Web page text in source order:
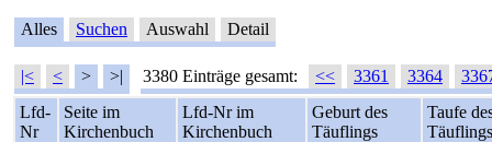
Alles Suchen Auswahl Detail
|< < > >| 3380 Einträge gesamt: << 3361 3364
Lfd-
Nr
Seite im
Kirchenbuch
Lfd-Nr im
Kirchenbuch
Geburt des
Täuflings
Taufe
Täuflings